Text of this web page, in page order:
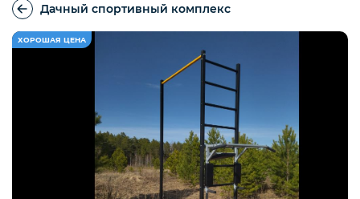
Турники и брусья с креплением к стене
Шведские стенки и навесное
оборудование
Детские спортивные комплексы для улицы
Дачный спортивный комплекс
Дачный